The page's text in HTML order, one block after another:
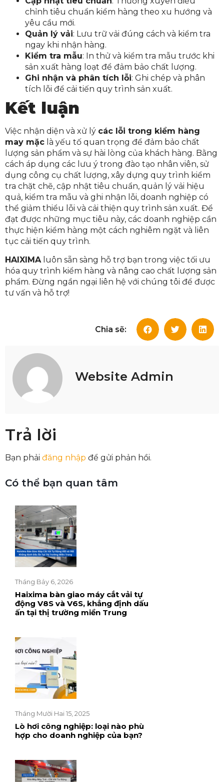
chỉnh tiêu chuẩn kiểm hàng theo xu hướng và
yêu cầu mới.
Quản lý vải: Lưu trữ vải đúng cách và kiểm tra
ngay khi nhận hàng.
Kiểm tra mẫu: In thử và kiểm tra mẫu trước khi
sản xuất hàng loạt để đảm bảo chất lượng.
Ghi nhận và phân tích lỗi: Ghi chép và phân
tích lỗi để cải tiến quy trình sản xuất.
Kết luận
Việc nhận diện và xử lý các lỗi trong kiểm hàng
may mặc là yếu tố quan trọng để đảm bảo chất
lượng sản phẩm và sự hài lòng của khách hàng. Bằng
cách áp dụng các lưu ý trong đào tạo nhân viên, sử
dụng công cụ chất lượng, xây dựng quy trình kiểm
tra chặt chẽ, cập nhật tiêu chuẩn, quản lý vải hiệu
quả, kiểm tra mẫu và ghi nhận lỗi, doanh nghiệp có
thể giảm thiểu lỗi và cải thiện quy trình sản xuất. Để
đạt được những mục tiêu này, các doanh nghiệp cần
thực hiện kiểm hàng một cách nghiêm ngặt và liên
tục cải tiến quy trình.
HAIXIMA luôn sẵn sàng hỗ trợ bạn trong việc tối ưu
hóa quy trình kiểm hàng và nâng cao chất lượng sản
phẩm. Đừng ngần ngại liên hệ với chúng tôi để được
tư vấn và hỗ trợ!
Chia sẽ:
Website Admin
Trả lời
Bạn phải đăng nhập để gửi phản hồi.
Có thể bạn quan tâm
Tháng Bảy 6, 2026
Haixima bàn giao máy cắt vải tự
động V8S và V6S, khẳng định dấu
ấn tại thị trường miền Trung
Tháng Mười Hai 15, 2025
Lò hơi công nghiệp: loại nào phù
hợp cho doanh nghiệp của bạn?